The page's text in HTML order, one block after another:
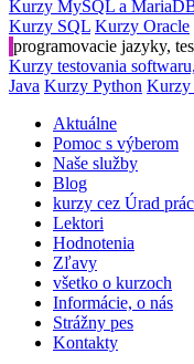
Kurzy MySQL a
Kurzy SQL Kurzy Oracle
programovacie jazyky,
Kurzy testovania
Java Kurzy Python Kurzy
Aktuálne
Pomoc s výberom
Naše služby
Blog
kurzy cez Úrad
Lektori
Hodnotenia
Zľavy
všetko o kurzoch
Informácie, o nás
Strážny pes
Kontakty